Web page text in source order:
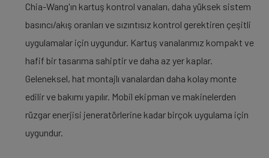
Chia-Wang'ın kartuş kontrol vanaları, daha yüksek sistem
basıncı/akış oranları ve sızıntısız kontrol gerektiren çeşitli
uygulamalar için uygundur. Kartuş vanalarımız kompakt ve
hafif bir tasarıma sahiptir ve daha az yer kaplar.
Geleneksel, hat montajlı vanalardan daha kolay monte
edilir ve bakımı yapılır. Mobil ekipman ve makinelerden
rüzgar enerjisi jeneratörlerine kadar birçok uygulama için
uygundur.